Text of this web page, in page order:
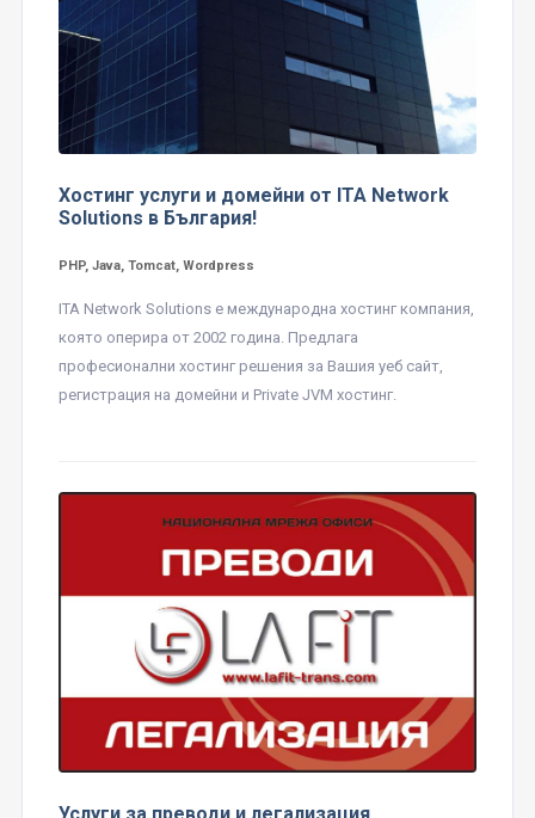
Хостинг услуги и домейни от ITA Network
Solutions в България!
PHP, Java, Tomcat, Wordpress
ITA Network Solutions е международна хостинг компания,
която оперира от 2002 година. Предлага
професионални хостинг решения за Вашия уеб сайт,
регистрация на домейни и Private JVM хостинг.
Услуги за преводи и легализация